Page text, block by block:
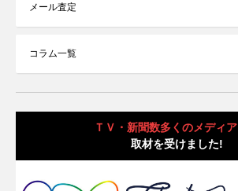
メール査定
コラム一覧
ＴＶ・新聞数多くのメディア
取材を受けました!